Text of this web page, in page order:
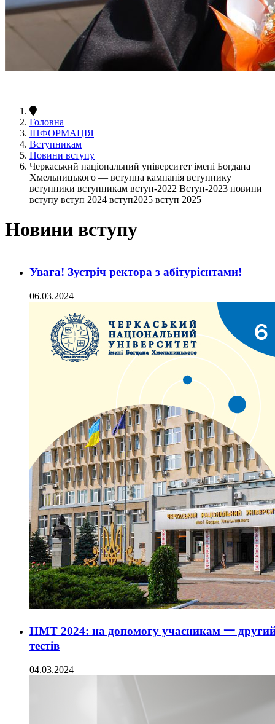
Головна
ІНФОРМАЦІЯ
Вступникам
Новини вступу
Черкаський національний університет імені Богдана
Хмельницького — вступна кампанія вступнику
вступники вступникам вступ-2022 Вступ-2023 новини
вступу вступ 2024 вступ2025 вступ 2025
Новини вступу
Увага! Зустріч ректора з абітурієнтами!
06.03.2024
НМТ 2024: на допомогу учасникам 一 другий
тестів
04.03.2024